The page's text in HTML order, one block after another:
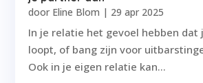
door Eline Blom | 29 apr 2025
In je relatie het gevoel hebben dat
loopt, of bang zijn voor
Ook in je eigen relatie kan...